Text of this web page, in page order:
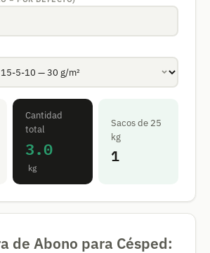
Cantidad
total
3.0
kg
Sacos de 25
kg
1
de Abono para Césped: